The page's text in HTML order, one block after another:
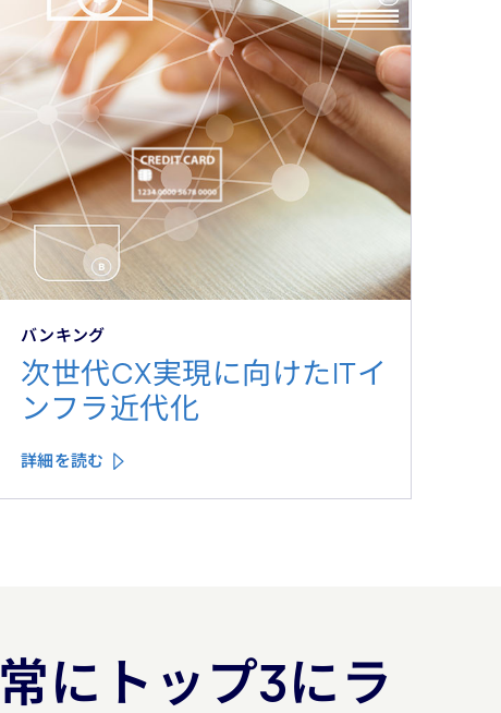
バンキング
次世代CX実現に向けたITイ
ンフラ近代化
詳細を読む
常にトップ3にラ